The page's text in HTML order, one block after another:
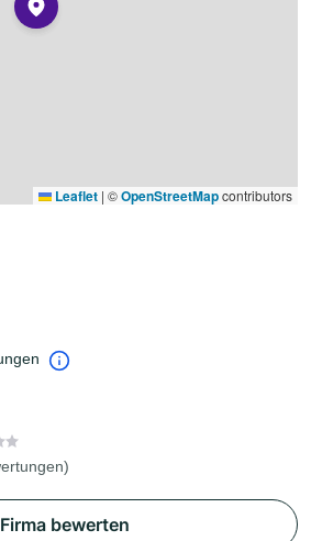
Leaflet | ©OpenStreetMapcontributors
Firma bewerten